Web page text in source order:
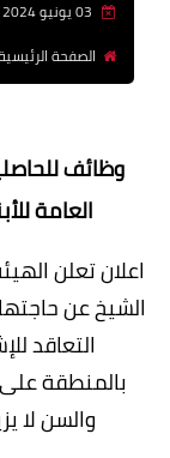
الصفحة
وظائف
العامة
اعلان تعلن
التعاقد
بالمنطقة على
والسن لا يزيد عن ٢٠ سنة